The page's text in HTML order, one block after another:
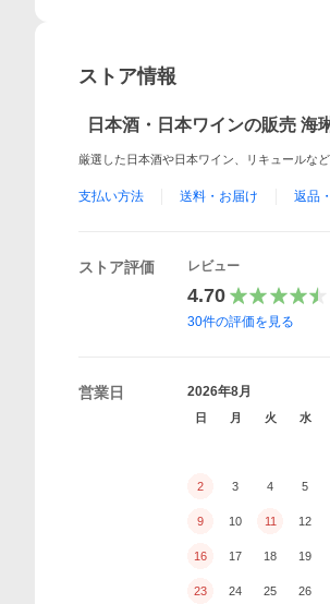
ストア情報
日本酒・日本ワインの販売 海
厳選した日本酒や日本ワイン、リキュールな
支払い方法 送料・お届け 返品
ストア評価 レビュー
4.70
30件の評価を見る
営業日 2026年8月
日 月 火 水
2 3 4 5
9 10 11 12
16 17 18 19
23 24 25 26